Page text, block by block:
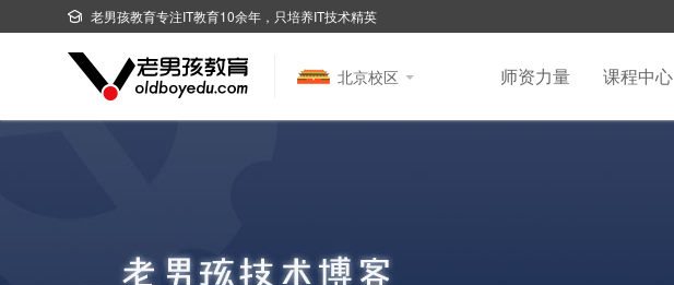
老男孩教育专注IT教育10余年，只培养IT技术精英
北京校区 师资力量 课程中心